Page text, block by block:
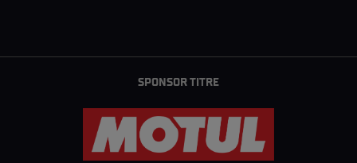
SPONSOR TITRE